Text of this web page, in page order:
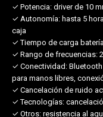
✓ Potencia: driver de 10
✓ Autonomía: hasta 5
caja
✓ Tiempo de carga
✓ Rango de frecuencias:
✓ Conectividad:
para manos libres,
✓ Cancelación de ruido
✓ Tecnologías:
✓ Otros: resistencia al